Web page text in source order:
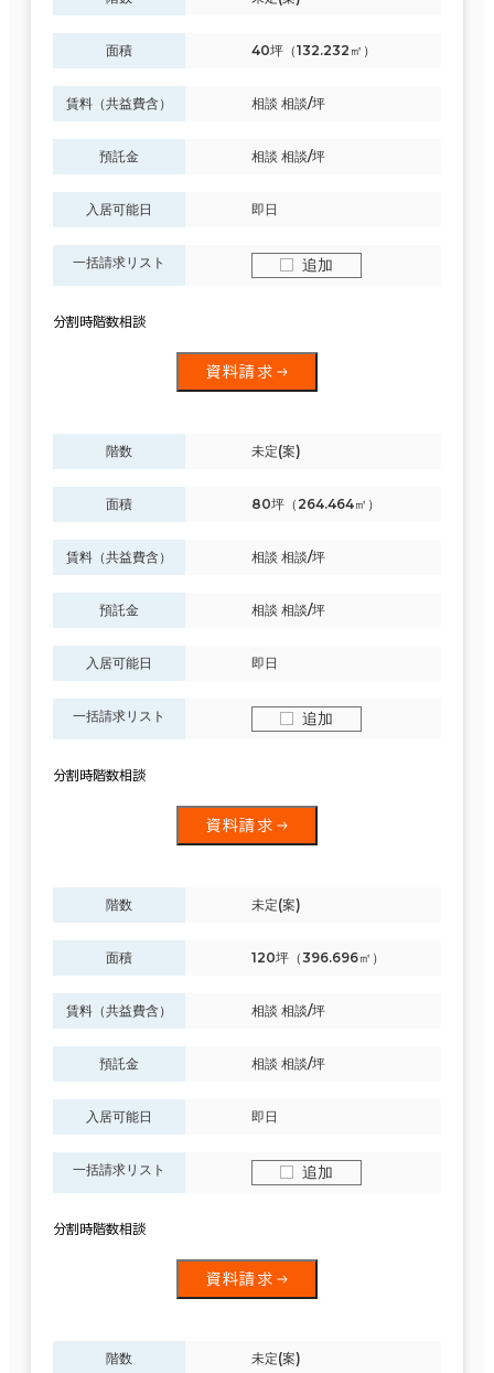
面積 40坪（132.232㎡）
賃料（共益費含） 相談 相談/坪
預託金 相談 相談/坪
入居可能日 即日
一括請求リスト 追加
分割時階数相談
資料請求
階数 未定(案)
面積 80坪（264.464㎡）
賃料（共益費含） 相談 相談/坪
預託金 相談 相談/坪
入居可能日 即日
一括請求リスト 追加
分割時階数相談
資料請求
階数 未定(案)
面積 120坪（396.696㎡）
賃料（共益費含） 相談 相談/坪
預託金 相談 相談/坪
入居可能日 即日
一括請求リスト 追加
分割時階数相談
資料請求
階数 未定(案)